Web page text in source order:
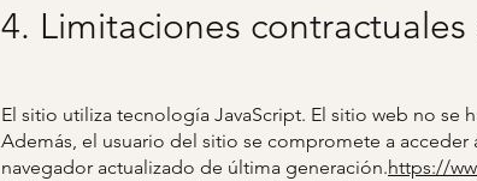
4. Limitaciones
El sitio utiliza tecnología JavaScript. El sitio web no
Además, el usuario del sitio se compromete a
navegador actualizado de última generación.https://